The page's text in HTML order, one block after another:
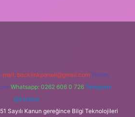
mail: backlinkpaneli@gmail.com Teams:
Whatsapp: 0262 606 0 726 Telegram:
@karabul
Sayılı Kanun gereğince Bilgi Teknolojileri